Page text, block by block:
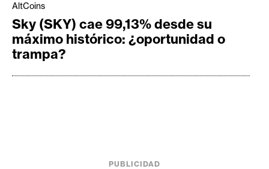
AltCoins
Sky (SKY) cae 99,13% desde su
máximo histórico: ¿oportunidad o
trampa?
PUBLICIDAD